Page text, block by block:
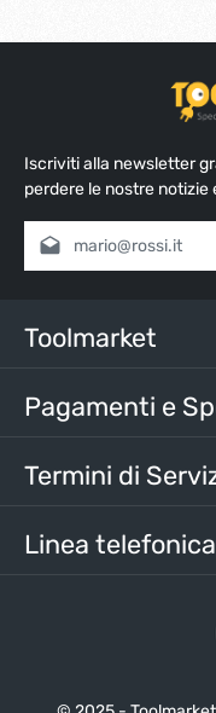
Iscriviti alla newsletter
perdere le nostre notizie
Indirizzo e-mail*
nostri termini e
Inserisci i caratteri sopra*
Linea
Toolmarket
Pagamenti e
Termini di